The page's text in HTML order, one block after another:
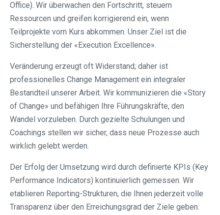
Office). Wir überwachen den Fortschritt, steuern
Ressourcen und greifen korrigierend ein, wenn
Teilprojekte vom Kurs abkommen. Unser Ziel ist die
Sicherstellung der «Execution Excellence».
Veränderung erzeugt oft Widerstand; daher ist
professionelles Change Management ein integraler
Bestandteil unserer Arbeit. Wir kommunizieren die «Story
of Change» und befähigen Ihre Führungskräfte, den
Wandel vorzuleben. Durch gezielte Schulungen und
Coachings stellen wir sicher, dass neue Prozesse auch
wirklich gelebt werden.
Der Erfolg der Umsetzung wird durch definierte KPIs (Key
Performance Indicators) kontinuierlich gemessen. Wir
etablieren Reporting-Strukturen, die Ihnen jederzeit volle
Transparenz über den Erreichungsgrad der Ziele geben.